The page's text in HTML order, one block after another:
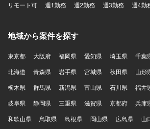
リモート可 週1勤務 週2勤務 週3勤務 週4勤
地域から案件を探す
東京都 大阪府 福岡県 愛知県 埼玉県 千葉
北海道
青森県 岩手県 宮城県 秋田県 山形
栃木県
群馬県 新潟県 富山県 石川県 福井
岐阜県
静岡県 三重県 滋賀県 京都府 兵庫
和歌山県
鳥取県 島根県 岡山県 広島県 山